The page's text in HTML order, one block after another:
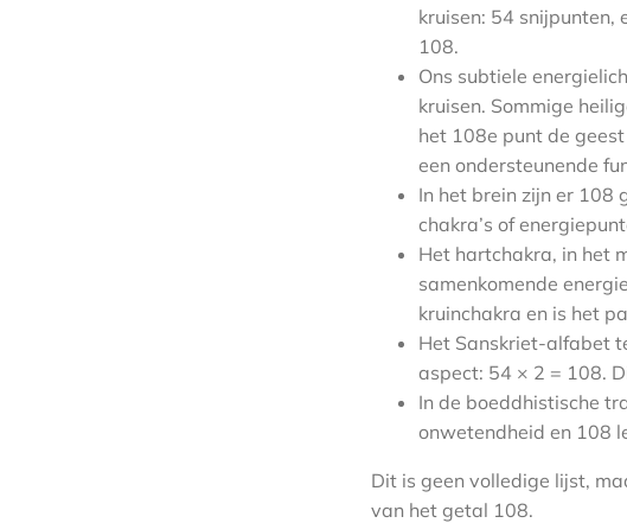
kruisen: 54 snijpunten,
108.
Ons subtiele
kruisen. Sommige
het 108e punt de
een ondersteunende
In het brein zijn er 108
chakra’s of
Het hartchakra, in het
samenkomende
kruinchakra en is het
Het Sanskriet-alfabet
aspect: 54 × 2 = 108.
In de boeddhistische
onwetendheid en 108
Dit is geen volledige lijst,
van het getal 108.